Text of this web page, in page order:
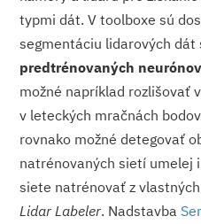
typmi dát. V toolboxe sú
segmentáciu lidarových dát
predtrénovaných
možné napríklad rozlišovať
v leteckých mračnách
rovnako možné detegovať
natrénovaných sietí umelej
siete natrénovať z
Lidar Labeler. Nadstavba